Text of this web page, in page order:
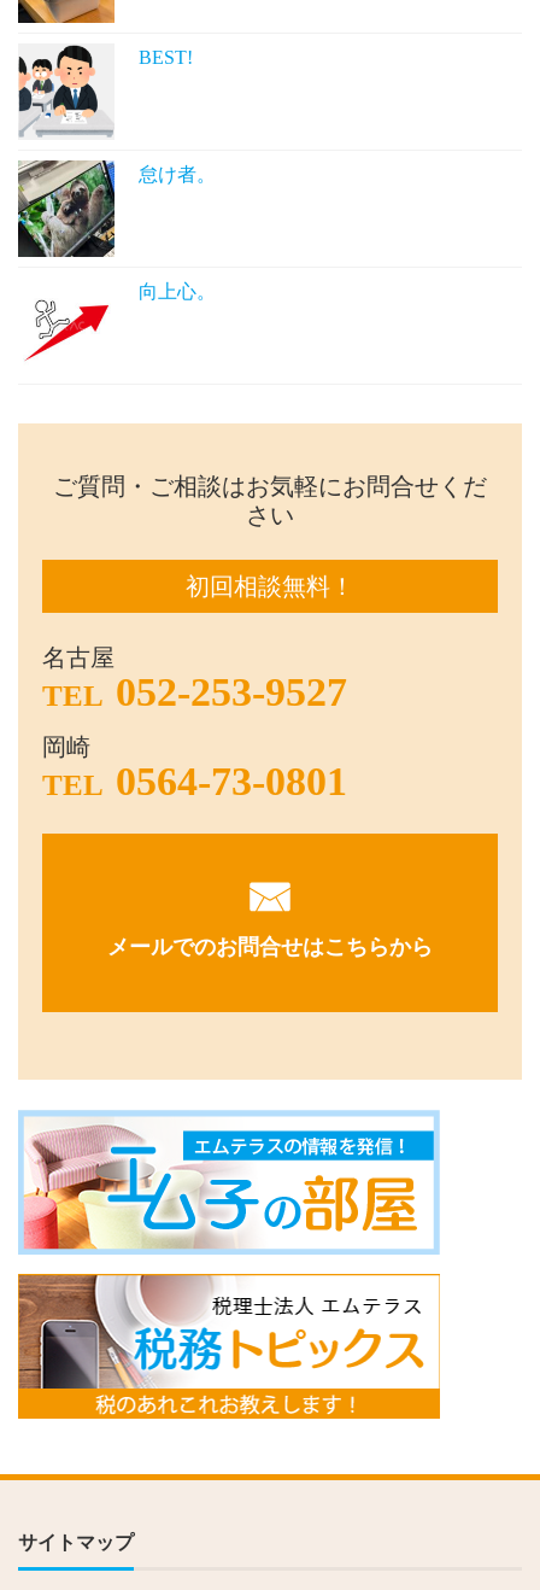
BEST!
怠け者。
向上心。
ご質問・ご相談はお気軽にお問合せくだ
さい
初回相談無料！
名古屋
TEL 052-253-9527
岡崎
TEL 0564-73-0801
メールでのお問合せはこちらから
サイトマップ